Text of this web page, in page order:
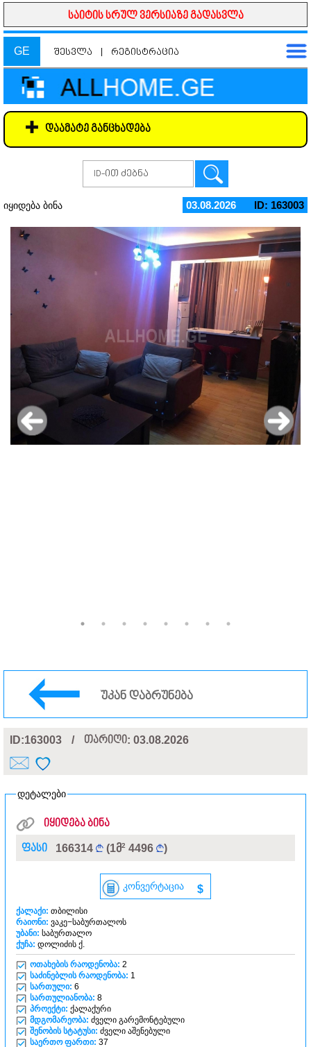
საიტის სრულ ვერსიაზე გადასვლა
GE შესვლა რეგისტრაცია
დაამატე განცხადება
იყიდება ბინა 03.08.2026 ID: 163003
უკან დაბრუნება
ID:163003 / თარიღი: 03.08.2026
დეტალები
იყიდება ბინა
ფასი
166314 (1მ2 4496 )
კონვერტაცია $
ქალაქი: თბილისი
რაიონი: ვაკე−საბურთალოს
უბანი: საბურთალო
ქუჩა: დოლიძის ქ.
ოთახების რაოდენობა: 2
საძინებლის რაოდენობა: 1
სართული: 6
სართულიანობა: 8
პროექტი: ქალაქური
მდგომარეობა: ძველი გარემონტებული
შენობის სტატუსი: ძველი აშენებული
საერთო ფართი: 37